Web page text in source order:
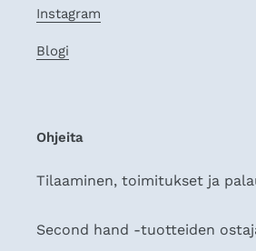
Instagram
Blogi
Ohjeita
Tilaaminen, toimitukset ja
Second hand -tuotteiden